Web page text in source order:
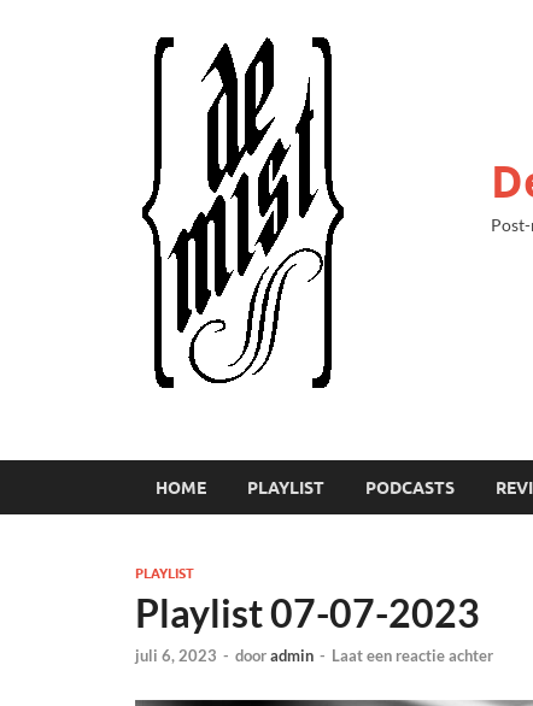
HOME PLAYLIST PODCASTS
PLAYLIST
Playlist 07-07-2023
juli 6, 2023 - dooradmin - Laat een reactie achter